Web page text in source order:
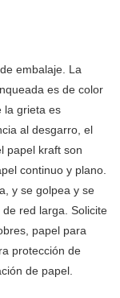
embalaje. La
es de color
la grieta es
al desgarro, el
papel kraft son
continuo y plano.
y ​​se golpea y se
red larga. Solicite
papel para
protección de
de papel.
o paquete de